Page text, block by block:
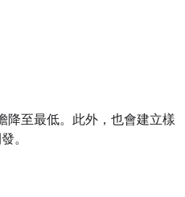
降至最低。此外，也會建立樣
。